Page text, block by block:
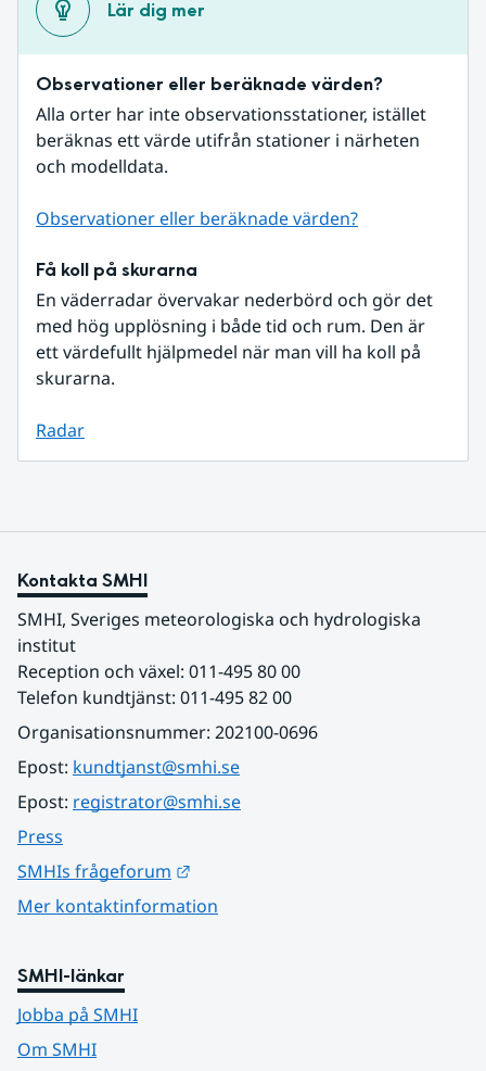
Lär dig mer
Observationer eller beräknade värden?
Alla orter har inte observationsstationer, istället
beräknas ett värde utifrån stationer i närheten
och modelldata.
Observationer eller beräknade värden?
Få koll på skurarna
En väderradar övervakar nederbörd och gör det
med hög upplösning i både tid och rum. Den är
ett värdefullt hjälpmedel när man vill ha koll på
skurarna.
Radar
Kontakta SMHI
SMHI, Sveriges meteorologiska och hydrologiska
institut
Reception och växel: 011-495 80 00
Telefon kundtjänst: 011-495 82 00
Organisationsnummer: 202100-0696
Epost: kundtjanst@smhi.se
Epost: registrator@smhi.se
Press
SMHIs frågeforum
Mer kontaktinformation
SMHI-länkar
Jobba på SMHI
Om SMHI